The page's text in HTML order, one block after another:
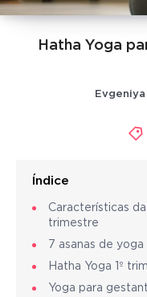
Hatha Yoga
Evgeniya
Índice
Características
trimestre
7 asanas de yoga
Hatha Yoga 1º
Yoga para